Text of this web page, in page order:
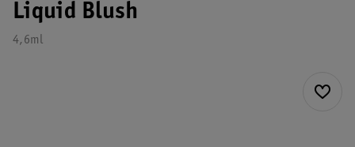
Liquid Blush
4,6ml